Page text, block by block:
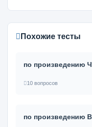
Похожие тесты
по произведению
10 вопросов
по произведению